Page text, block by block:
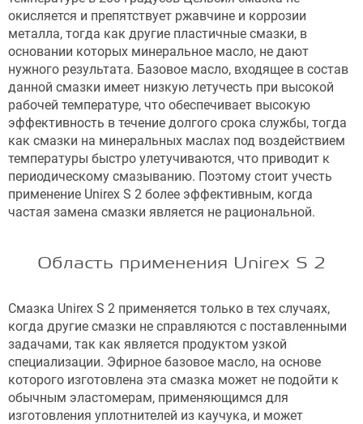
окисляется и препятствует ржавчине и коррозии
металла, тогда как другие пластичные смазки, в
основании которых минеральное масло, не дают
нужного результата. Базовое масло, входящее в состав
данной смазки имеет низкую летучесть при высокой
рабочей температуре, что обеспечивает высокую
эффективность в течение долгого срока службы, тогда
как смазки на минеральных маслах под воздействием
температуры быстро улетучиваются, что приводит к
периодическому смазыванию. Поэтому стоит учесть
применение Unirex S 2 более эффективным, когда
частая замена смазки является не рациональной.
Область применения Unirex S 2
Смазка Unirex S 2 применяется только в тех случаях,
когда другие смазки не справляются с поставленными
задачами, так как является продуктом узкой
специализации. Эфирное базовое масло, на основе
которого изготовлена эта смазка может не подойти к
обычным эластомерам, применяющимся для
изготовления уплотнителей из каучука, и может